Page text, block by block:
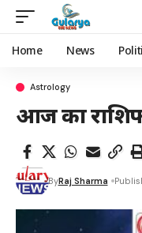
Home News
Astrology
आज का
ByRaj Sharma